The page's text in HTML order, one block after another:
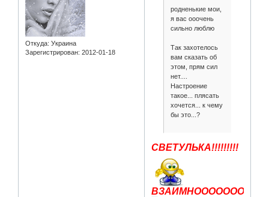
Откуда: Украина
Зарегистрирован: 2012-01-18
родненькие мои,
я вас ооочень
сильно люблю
Так захотелось
вам сказать об
этом, прям сил
нет....
Настроение
такое... плясать
хочется... к чему
бы это...?
СВЕТУЛЬКА!!!!!!!!!